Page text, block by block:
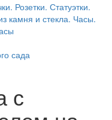
Розетки. Статуэтки.
камня и стекла. Часы.
сада
с